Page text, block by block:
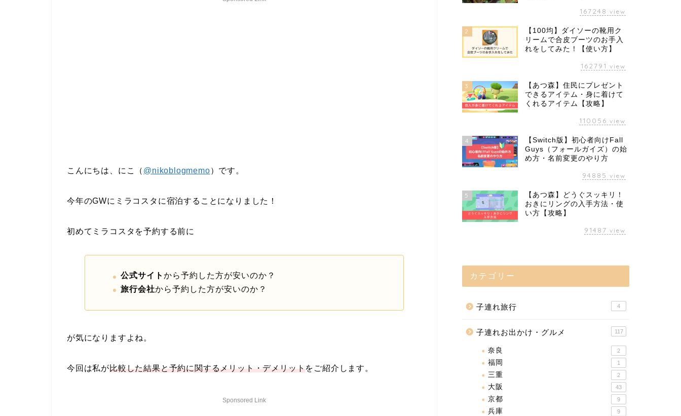
こんにちは、にこ（ @nikoblogmemo）です。
今年のGWにミラコスタに宿泊することになりました！
初めてミラコスタを予約する前に
公式サイト から予約した方が安いのか？
旅行会社から予約した方が安いのか？
が気になりますよね。
今回は私が比較した結果と予約に関するメリット・デメリットをご紹介します。
Sponsored Link
167248 view
2
【100均】ダイソーの靴用ク
リームで合皮ブーツのお手入
れをしてみた！【使い方】
162791 view
3
【あつ森】住民にプレゼント
できるアイテム・身に着けて
くれるアイテム【攻略】
110056 view
4
【Switch版】初心者向けFall
Guys（フォールガイズ）の始
め方・名前変更のやり方
94885 view
5
【あつ森】どうぐスッキリ！
おきにリングの入手方法・使
い方【攻略】
91487 view
カテゴリー
子連れ旅行 4
子連れお出かけ・グルメ 117
奈良 2
福岡 1
三重 2
大阪 43
京都 9
兵庫 9